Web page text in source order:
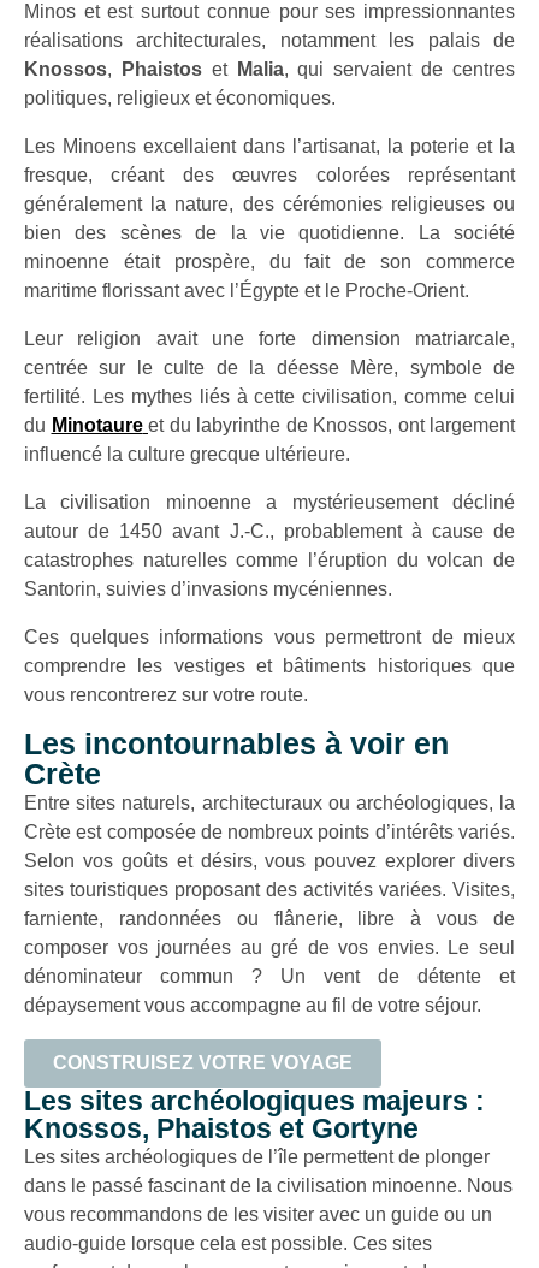
Minos et est surtout connue pour ses impressionnantes
réalisations architecturales, notamment les palais de
Knossos, Phaistoset Malia, qui servaient de centres
politiques, religieux et économiques.
Les Minoens excellaient dans l’artisanat, la poterie et la
fresque, créant des œuvres colorées représentant
généralement la nature, des cérémonies religieuses ou
bien des scènes de la vie quotidienne. La société
minoenne était prospère, du fait de son commerce
maritime florissant avec l’Égypte et le Proche-Orient.
Leur religion avait une forte dimension matriarcale,
centrée sur le culte de la déesse Mère, symbole de
fertilité. Les mythes liés à cette civilisation, comme celui
du Minotaure et du labyrinthe de Knossos, ont largement
influencé la culture grecque ultérieure.
La civilisation minoenne a mystérieusement décliné
autour de 1450 avant J.-C., probablement à cause de
catastrophes naturelles comme l’éruption du volcan de
Santorin, suivies d’invasions mycéniennes.
Ces quelques informations vous permettront de mieux
comprendre les vestiges et bâtiments historiques que
vous rencontrerez sur votre route.
Les incontournables à voir en
Crète
Entre sites naturels, architecturaux ou archéologiques, la
Crète est composée de nombreux points d’intérêts variés.
Selon vos goûts et désirs, vous pouvez explorer divers
sites touristiques proposant des activités variées. Visites,
farniente, randonnées ou flânerie, libre à vous de
composer vos journées au gré de vos envies. Le seul
dénominateur commun ? Un vent de détente et
dépaysement vous accompagne au fil de votre séjour.
CONSTRUISEZ VOTRE VOYAGE
Les sites archéologiques majeurs :
Knossos, Phaistos et Gortyne
Les sites archéologiques de l’île permettent de plonger
dans le passé fascinant de la civilisation minoenne. Nous
vous recommandons de les visiter avec un guide ou un
audio-guide lorsque cela est possible. Ces sites